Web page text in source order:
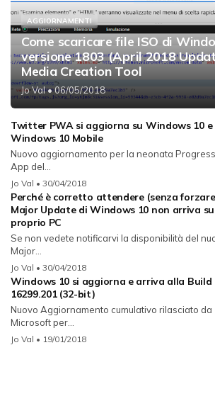
AGGIORNAMENTI
Come scaricare file ISO di
versione 1803 (April 2018
Media Creation Tool
Jo Val• 06/05/2018
Twitter PWA si aggiorna su Windows 10 e
Windows 10 Mobile
Nuovo aggiornamento per la neonata
App del...
Jo Val • 30/04/2018
Perché è corretto attendere (senza
Major Update di Windows 10 non arriva
proprio PC
Se non vedete notificarvi la disponibilità del
Major...
Jo Val • 30/04/2018
Windows 10 si aggiorna e arriva alla Build
16299.201 (32-bit)
Nuovo Aggiornamento cumulativo rilasciato da
Microsoft per...
Jo Val • 19/01/2018